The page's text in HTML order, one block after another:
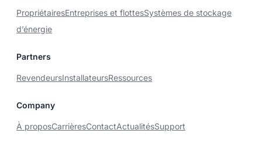
PropriétairesEntreprises et flottesSystèmes de stockage
d’énergie
Partners
RevendeursInstallateursRessources
Company
À proposCarrièresContactActualitésSupport